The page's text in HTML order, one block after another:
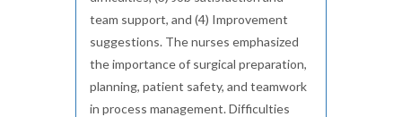
team support, and (4) Improvement
suggestions. The nurses emphasized
the importance of surgical preparation,
planning, patient safety, and teamwork
in process management. Difficulties